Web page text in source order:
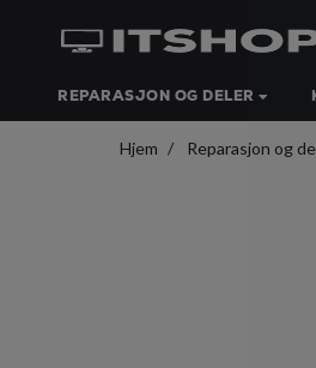
REPARASJON OG DELER
Hjem Reparasjon og